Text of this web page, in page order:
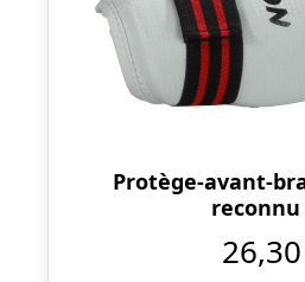
Protège-avant-
reconnu